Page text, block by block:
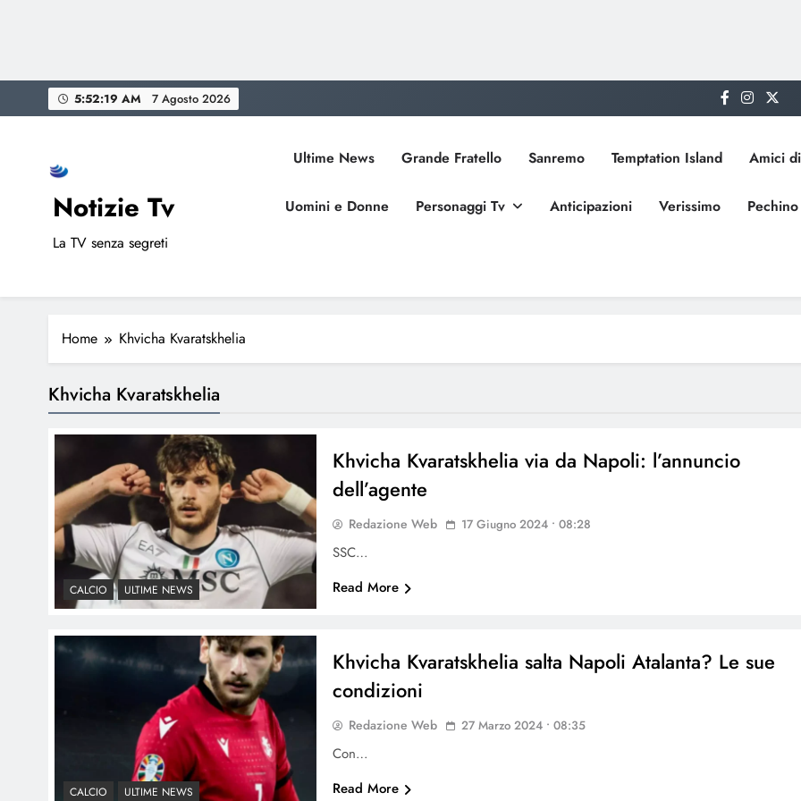
to
5:52:19 AM 7 Agosto 2026
Notizie Tv
La TV senza segreti
Ultime News Grande Fratello Sanremo Temptation Island Amici
Uomini e Donne Personaggi Tv Anticipazioni Verissimo
Home Khvicha Kvaratskhelia
Khvicha Kvaratskhelia
CALCIO ULTIME NEWS
Khvicha Kvaratskhelia via da Napoli: l’annuncio
dell’agente
Redazione Web 17 Giugno 2024 • 08:28
SSC…
Read More
CALCIO ULTIME NEWS
Khvicha Kvaratskhelia salta Napoli Atalanta? Le sue
condizioni
Redazione Web 27 Marzo 2024 • 08:35
Con…
Read More